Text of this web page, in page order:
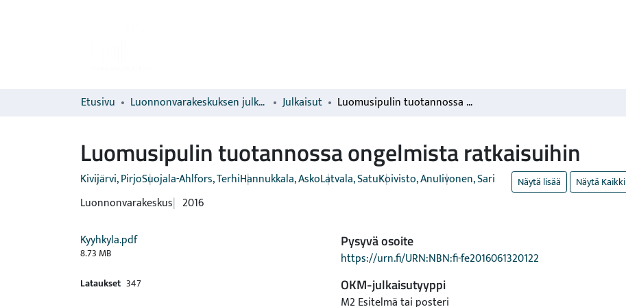
Etusivu Luonnonvarakeskuksen julkaisut Julkaisut Luomusipulin tuotannossa ongelmista ratkaisuihin
Luomusipulin tuotannossa ongelmista ratkaisuihin
Kivijärvi, PirjoSuojala-Ahlfors, TerhiHannukkala, AskoLatvala, SatuKoivisto, AnuIivonen, Sari Näytä lisää Näytä Kaikki
Luonnonvarakeskus 2016
Kyyhkyla.pdf
8.73 MB
Lataukset 347
Pysyvä osoite
https://urn.fi/URN:NBN:fi-fe2016061320122
OKM-julkaisutyyppi
M2 Esitelmä tai posteri